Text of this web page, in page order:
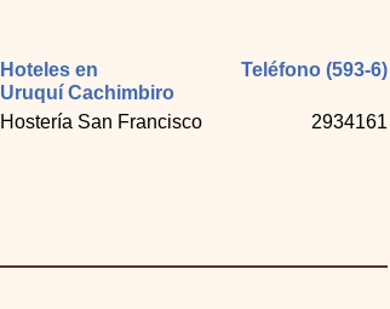
Hostería San Francisco 2934161
Hoteles en
Uruquí Cachimbiro
Teléfono (593-6)